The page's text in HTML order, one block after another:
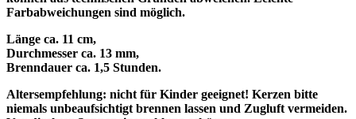
Farbabweichungen sind möglich.
Länge ca. 11 cm,
Durchmesser ca. 13 mm,
Brenndauer ca. 1,5 Stunden.
Altersempfehlung: nicht für Kinder geeignet! Kerzen bitte
niemals unbeaufsichtigt brennen lassen und Zugluft vermeiden.